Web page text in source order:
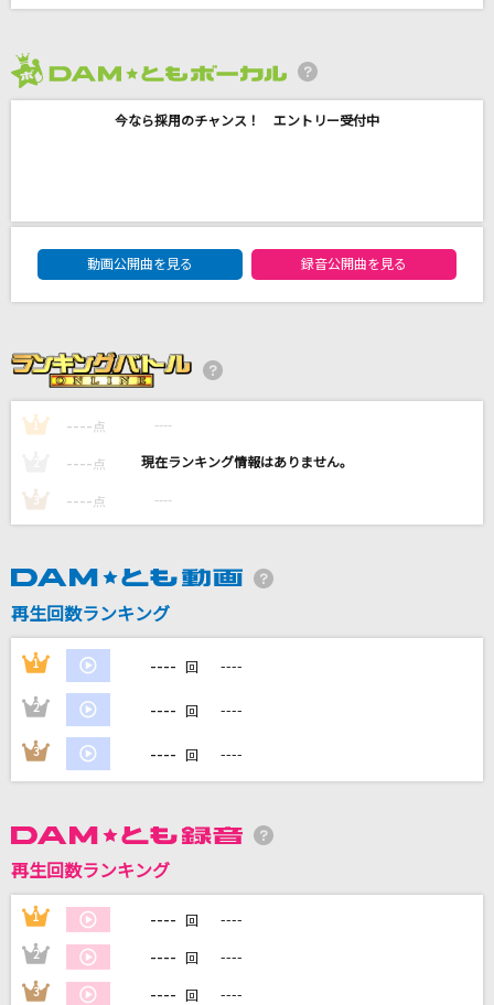
奇跡の人
Official髭男dism
鬱くしき人々のうた
TETORA
忘れてください
サリシノハラ
優里
カラオケ最新情報をチェック！
今なら採用のチャンス！ エントリー受付中
DAM★ともボーカルエントリーランキング
動画公開曲を見る
録音公開曲を見る
1 ---- 点 ----
---- 点 ----
3 ---- 点 ----
再生回数ランキング
1 ---- 回 ----
2 ---- 回 ----
3 ---- 回 ----
再生回数ランキング
1 ---- 回 ----
2 ---- 回 ----
3 ---- 回 ----